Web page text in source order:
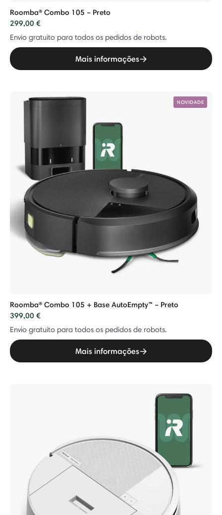
Roomba® Combo 105 – Preto
299,00 €
Envio gratuito para todos os pedidos de robots.
Mais informações
NOVIDADE
Roomba® Combo 105 + Base AutoEmpty™ – Preto
399,00 €
Envio gratuito para todos os pedidos de robots.
Mais informações